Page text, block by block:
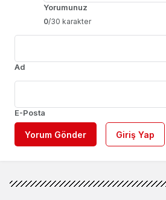
Yorumunuz
0/30 karakter
Ad
E-Posta
Yorum Gönder Giriş Yap